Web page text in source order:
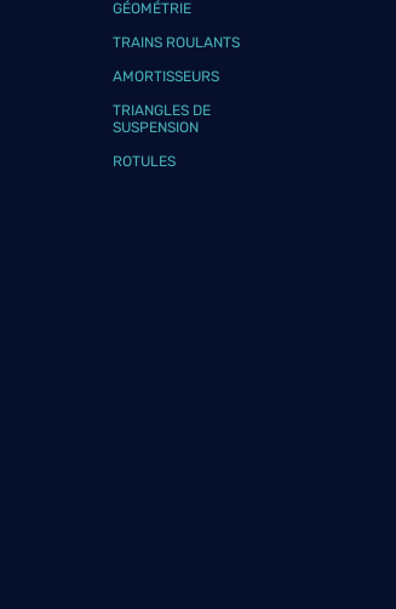
GÉOMÉTRIE
TRAINS ROULANTS
AMORTISSEURS
TRIANGLES DE
SUSPENSION
ROTULES